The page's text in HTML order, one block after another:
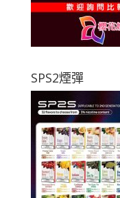
SPS2煙彈